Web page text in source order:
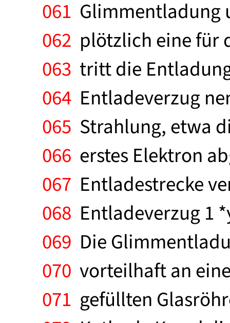
061 Glimmentladung
062 plötzlich eine für
063 tritt die
064 Entladeverzug
065 Strahlung, etwa
066 erstes Elektron
067 Entladestrecke
068 Entladeverzug 1
069 Die
070 vorteilhaft an
071 gefüllten